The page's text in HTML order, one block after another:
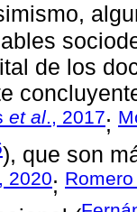
de los
et al ., 2017;
), que son
2020;